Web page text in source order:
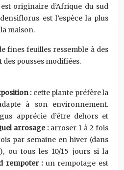
originaire d’Afrique du sud
densiflorus est l’espèce la plus
maison.
fines feuilles ressemble à des
pousses modifiées.
:cette plante préfère la
à son environnement.
apprécie d’être dehors et
arrosage :arroser 1 à 2 fois
par semaine en hiver (dans
ou tous les 10/15 jours si la
rempoter :un rempotage est